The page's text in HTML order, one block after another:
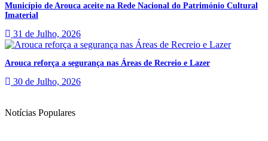
Município de Arouca aceite na Rede Nacional do Património Cultural
Imaterial
31 de Julho, 2026
Arouca reforça a segurança nas Áreas de Recreio e Lazer
30 de Julho, 2026
Notícias Populares